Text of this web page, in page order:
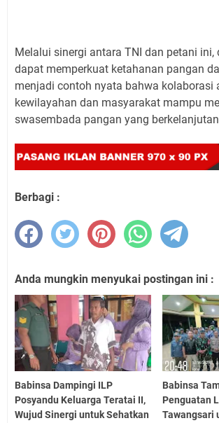
Melalui sinergi antara TNI dan petani ini,
dapat memperkuat ketahanan pangan
menjadi contoh nyata bahwa kolaborasi
kewilayahan dan masyarakat mampu
swasembada pangan yang
Berbagi :
Anda mungkin menyukai postingan ini :
Babinsa Dampingi ILP
Posyandu Keluarga Teratai II,
Wujud Sinergi untuk Sehatkan
Babinsa
Penguatan
Tawangsari